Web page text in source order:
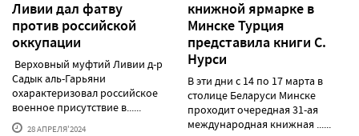
Ливии дал фатву
против российской
оккупации
Верховный муфтий Ливии д-р
Садык аль-Гарьяни
охарактеризовал российское
военное присутствие в......
28 АПРЕЛЯ'2024
книжной ярмарке в
Минске Турция
представила книги С.
Нурси
В эти дни с 14 по 17 марта в
столице Беларуси Минске
проходит очередная 31-ая
международная книжная ......